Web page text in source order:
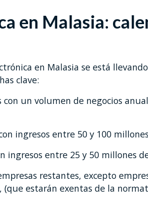
en Malasia:
en Malasia se está
clave:
con un volumen de negocios
ingresos entre 50 y 100
ingresos entre 25 y 50 millones
restantes, excepto
(que estarán exentas de la